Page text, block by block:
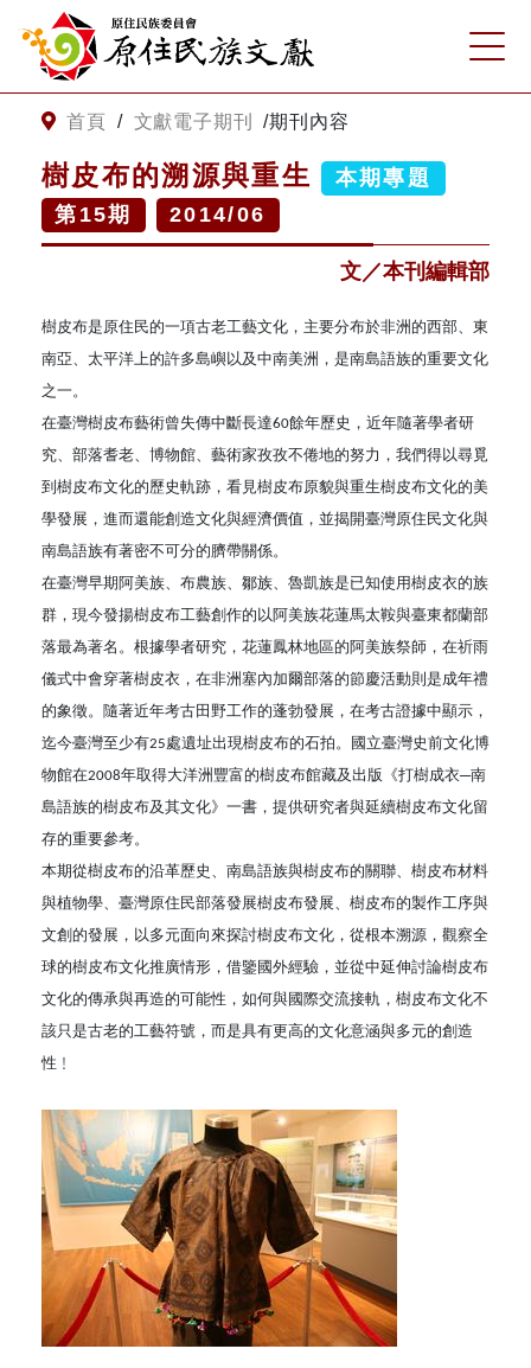
跳到主要內容
網站導覽
客服諮詢
關於我們
關於原住民族文獻會
原住民族文獻會設置要點
歷次會議記錄
最新消息
網站訊息
徵稿訊息
出版品專區
本會出版品列表
與國史館共同出版品介紹
出版品查詢
文獻電子期刊
歷史期刊
訂閱電子報
徵稿說明
期刊查詢
相關連結
首頁 / 文獻電子期刊 /期刊內容
樹皮布的溯源與重生 本期專題
第 15期 2014/06
文／本刊編輯部
樹皮布是原住民的一項古老工藝文化，主要分布於非洲的西部、東
南亞、太平洋上的許多島嶼以及中南美洲，是南島語族的重要文化
之一。
在臺灣樹皮布藝術曾失傳中斷長達60餘年歷史，近年隨著學者研
究、部落耆老、博物館、藝術家孜孜不倦地的努力，我們得以尋覓
到樹皮布文化的歷史軌跡，看見樹皮布原貌與重生樹皮布文化的美
學發展，進而還能創造文化與經濟價值，並揭開臺灣原住民文化與
南島語族有著密不可分的臍帶關係。
在臺灣早期阿美族、布農族、鄒族、魯凱族是已知使用樹皮衣的族
群，現今發揚樹皮布工藝創作的以阿美族花蓮馬太鞍與臺東都蘭部
落最為著名。根據學者研究，花蓮鳳林地區的阿美族祭師，在祈雨
儀式中會穿著樹皮衣，在非洲塞內加爾部落的節慶活動則是成年禮
的象徵。隨著近年考古田野工作的蓬勃發展，在考古證據中顯示，
迄今臺灣至少有25處遺址出現樹皮布的石拍。國立臺灣史前文化博
物館在2008年取得大洋洲豐富的樹皮布館藏及出版《打樹成衣─南
島語族的樹皮布及其文化》一書，提供研究者與延續樹皮布文化留
存的重要參考。
本期從樹皮布的沿革歷史、南島語族與樹皮布的關聯、樹皮布材料
與植物學、 臺灣原住民部落發展樹皮布發展、樹皮布的製作工序與
文創的發展，以多元面向來探討樹皮布文化，從根本溯源，觀察全
球的樹皮布文化推廣情形，借鑒國外經驗，並從中延伸討論樹皮布
文化的傳承與再造的可能性，如何與國際交流接軌，樹皮布文化不
該只是古老的工藝符號，而是具有更高的文化意涵與多元的創造
性﹗